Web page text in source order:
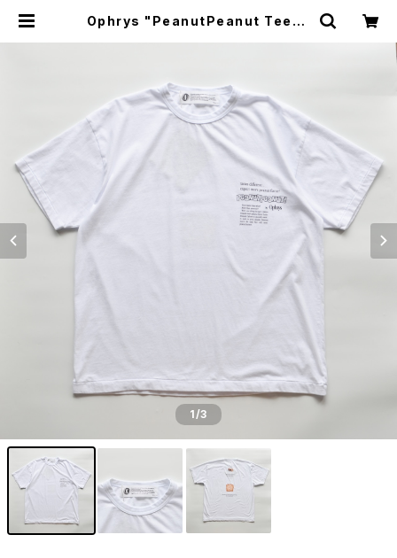
Ophrys "PeanutPeanut Tee" |
1/3